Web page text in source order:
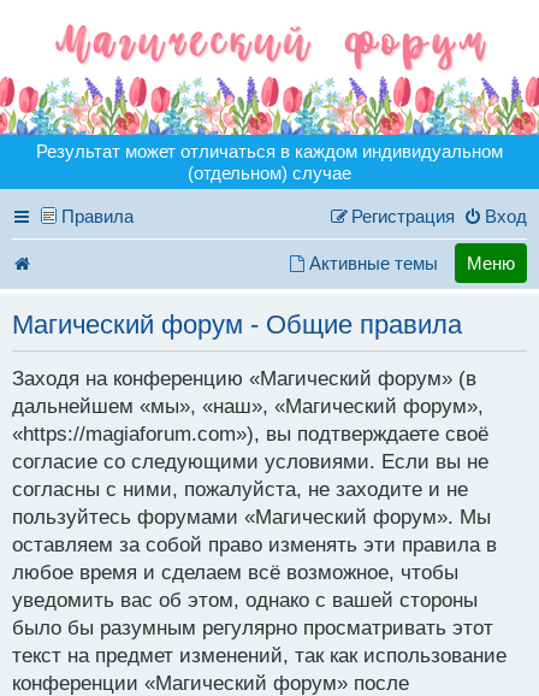
Результат может отличаться в каждом индивидуальном
(отдельном) случае
Правила Вход
Регистрация
Активные темы Меню
Магический форум - Общие правила
Заходя на конференцию «Магический форум» (в
дальнейшем «мы», «наш», «Магический форум»,
«https://magiaforum.com»), вы подтверждаете своё
согласие со следующими условиями. Если вы не
согласны с ними, пожалуйста, не заходите и не
пользуйтесь форумами «Магический форум». Мы
оставляем за собой право изменять эти правила в
любое время и сделаем всё возможное, чтобы
уведомить вас об этом, однако с вашей стороны
было бы разумным регулярно просматривать этот
текст на предмет изменений, так как использование
конференции «Магический форум» после